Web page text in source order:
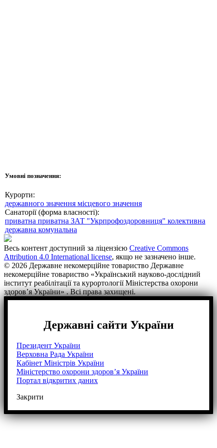
Умовні позначення:
Курорти:
державного значення місцевого значення
Санаторії (форма власності):
приватна приватна ЗАТ "Укрпрофоздоровниця" колективна
державна комунальна
Весь контент доступний за ліцензією Creative Commons
Attribution 4.0 International license, якщо не зазначено інше.
© 2026 Державне некомерційне товариство Державне
некомерційне товариство «Український науково-дослідний
інститут реабілітації та курортології Міністерства охорони
здоров’я України» . Всі права захищені.
Державні сайти України
Президент України
Верховна Рада України
Кабінет Міністрів України
Міністерство охорони здоров’я України
Портал відкритих даних
Закрити